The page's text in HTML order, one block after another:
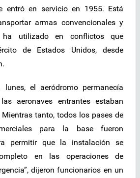
entró en servicio en 1955. Está
armas convencionales y
utilizado en conflictos que
de Estados Unidos, desde
el aeródromo permanecía
aeronaves entrantes estaban
tanto, todos los pases de
para la base fueron
permitir que la instalación se
en las operaciones de
dijeron funcionarios en un